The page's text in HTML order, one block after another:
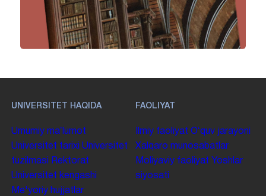
UNIVERSITET HAQIDA
Umumiy maʼlumot
Universitet tarixi Universitet
tuzilmasi Rektorat
Universitet kengashi
Me'yoriy hujjatlar
FAOLIYAT
Ilmiy faoliyat Oʻquv jarayoni
Xalqaro munosabatlar
Moliyaviy faoliyat Yoshlar
siyosati